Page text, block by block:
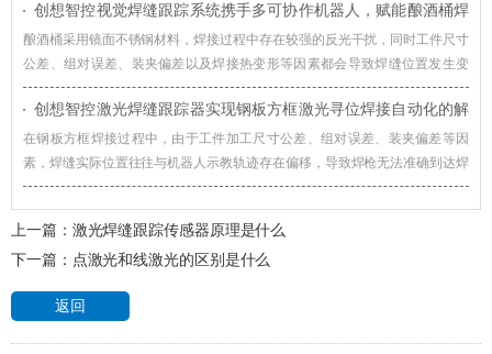
创想智控视觉焊缝跟踪系统携手多可协作机器人，赋能酿酒桶焊
接智能化升级
酿酒桶采用镜面不锈钢材料，焊接过程中存在较强的反光干扰，同时工件尺寸
公差、组对误差、装夹偏差以及焊接热变形等因素都会导致焊缝位置发生变
化，创想智控视觉焊缝跟踪系统通过实时视觉检测与智能轨迹修正技术，赋能
酿酒桶焊接智能化升级。
创想智控激光焊缝跟踪器实现钢板方框激光寻位焊接自动化的解
决方案
在钢板方框焊接过程中，由于工件加工尺寸公差、组对误差、装夹偏差等因
素，焊缝实际位置往往与机器人示教轨迹存在偏移，导致焊枪无法准确到达焊
接起始位置，影响焊接质量和生产效率。对此，创想智控激光焊缝跟踪器可协
同各类焊接机器人实现更加高效、稳定的自动化焊接。
上一篇： 激光焊缝跟踪传感器原理是什么
下一篇： 点激光和线激光的区别是什么
返回